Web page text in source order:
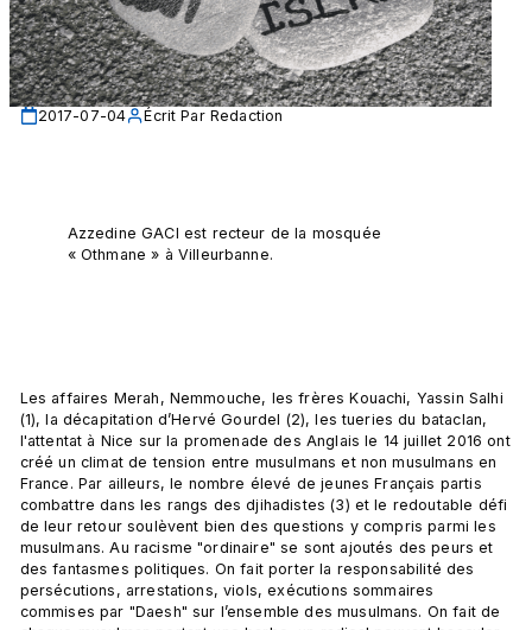
2017-07-04 Écrit Par Redaction
Azzedine GACI est recteur de la mosquée
« Othmane » à Villeurbanne.
Les affaires Merah, Nemmouche, les frères Kouachi, Yassin Salhi
(1), la décapitation d’Hervé Gourdel (2), les tueries du bataclan,
l'attentat à Nice sur la promenade des Anglais le 14 juillet 2016 ont
créé un climat de tension entre musulmans et non musulmans en
France. Par ailleurs, le nombre élevé de jeunes Français partis
combattre dans les rangs des djihadistes (3) et le redoutable défi
de leur retour soulèvent bien des questions y compris parmi les
musulmans. Au racisme "ordinaire" se sont ajoutés des peurs et
des fantasmes politiques. On fait porter la responsabilité des
persécutions, arrestations, viols, exécutions sommaires
commises par "Daesh" sur l’ensemble des musulmans. On fait de